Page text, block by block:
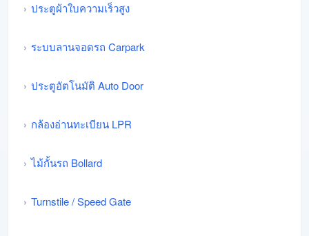
ประตูผ้าใบความเร็วสูง
ระบบลานจอดรถ Carpark
ประตูอัตโนมัติ Auto Door
กล้องอ่านทะเบียน LPR
ไม้กั้นรถ Bollard
Turnstile / Speed Gate